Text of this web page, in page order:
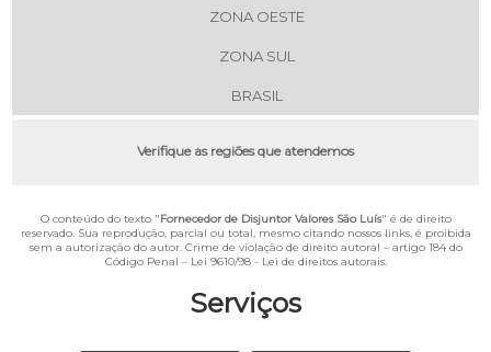
Serviços
ZONA OESTE
ZONA SUL
BRASIL
Verifique as regiões que atendemos
O conteúdo do texto "Fornecedor de Disjuntor Valores São Luís" é de direito
reservado. Sua reprodução, parcial ou total, mesmo citando nossos links, é proibida
sem a autorização do autor. Crime de violação de direito autoral – artigo 184 do
Código Penal – Lei 9610/98 - Lei de direitos autorais.